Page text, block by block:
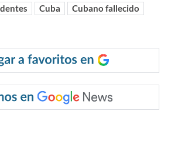
Cuba
Cubano fallecido